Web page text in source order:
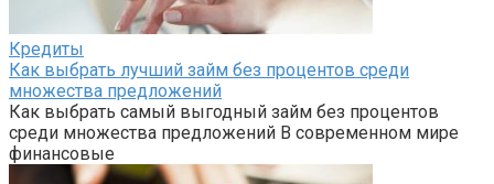
Кредиты
Как выбрать лучший займ без процентов среди
множества предложений
Как выбрать самый выгодный займ без процентов
среди множества предложений В современном мире
финансовые